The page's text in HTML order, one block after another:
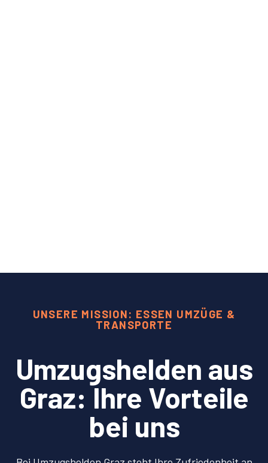
UNSERE MISSION: ESSEN UMZÜGE &
TRANSPORTE
Umzugshelden aus
Graz: Ihre Vorteile
bei uns